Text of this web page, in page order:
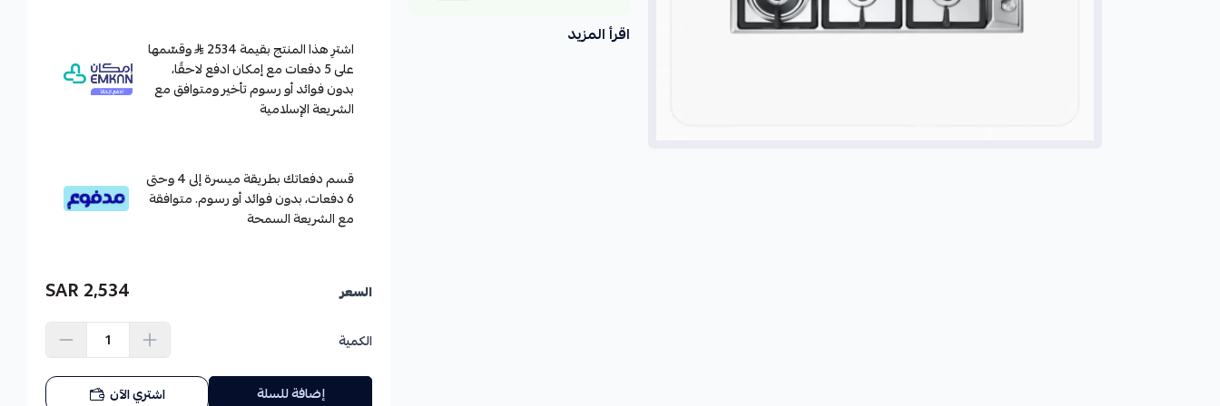
اقرأ المزيد
اشترِ هذا المنتج بقيمة 2534
وقسّمها
على 5 دفعات مع إمكان ادفع لاحقًا،
بدون فوائد أو رسوم تأخير ومتوافق مع
الشريعة الإسلامية
قسم دفعاتك بطريقة ميسرة إلى 4 وحتى
6 دفعات، بدون فوائد أو رسوم. متوافقة
مع الشريعة السمحة
السعر 2,534 SAR
الكمية
إضافة للسلة اشتري الآن